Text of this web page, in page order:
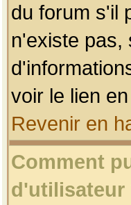
du forum s'il
n'existe pas,
voir le lien
Revenir en
Comment
d'utilisateur